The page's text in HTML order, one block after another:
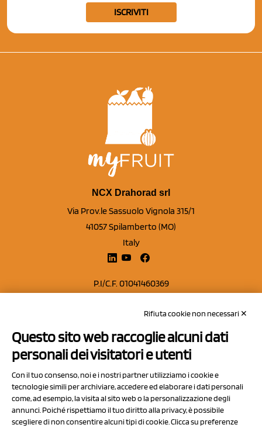
ISCRIVITI
NCX Drahorad srl
Via Prov.le Sassuolo Vignola 315/1
41057 Spilamberto (MO)
Italy
P.I/C.F. 01041460369
Capitale sociale Euro 50.000,00 i.v.
Contatti
Privacy Policy
Cookie Policy
Chi Siamo
Rifiuta cookie non necessari ✕
Questo sito web raccoglie alcuni dati
personali dei visitatori e utenti
Con il tuo consenso, noi e i nostri partner utilizziamo i cookie e
tecnologie simili per archiviare, accedere ed elaborare i dati personali
come, ad esempio, la visita al sito web o la personalizzazione degli
annunci. Poiché rispettiamo il tuo diritto alla privacy, è possibile
scegliere di non consentire alcuni tipi di cookie. Clicca su preferenze